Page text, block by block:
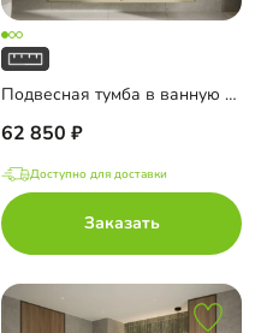
Подвесная тумба в ванную комнату Тосса-4
62 850
Доступно для доставки
Заказать